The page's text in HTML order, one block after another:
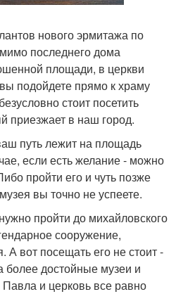
нового эрмитажа по
последнего дома
площади, в церкви
подойдете прямо к храму
стоит посетить
приезжает в наш город.
путь лежит на площадь
если есть желание - можно
пройти его и чуть позже
вы точно не успеете.
пройти до михайловского
сооружение,
А вот посещать его не стоит -
достойные музеи и
и церковь все равно